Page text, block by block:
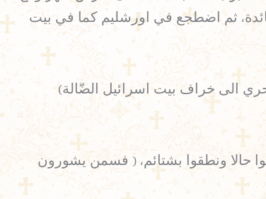
على المائدة، ثم اضطجع في اورشليم كما في بيت
قائلاً: ( بل اذهبوا بالحري الى خراف بيت اسرائيل الضّالة)
حالا ونطقوا بشتائم، ( فسمن يشورون